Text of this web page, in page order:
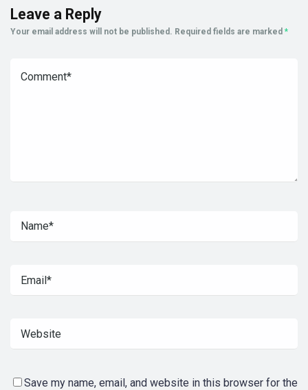
Leave a Reply
Your email address will not be published. Required fields are marked *
Save my name, email, and website in this browser for the